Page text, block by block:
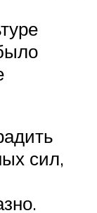
сил,